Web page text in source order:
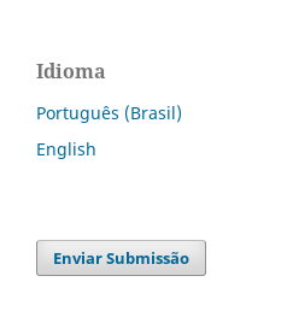
Idioma
Português (Brasil)
English
Enviar Submissão